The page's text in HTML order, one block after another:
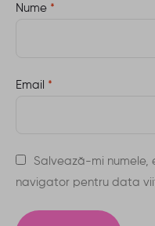
Nume *
Email *
Salvează-mi numele,
navigator pentru data